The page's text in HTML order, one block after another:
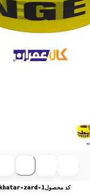
کد محصولkhatar-zard-1